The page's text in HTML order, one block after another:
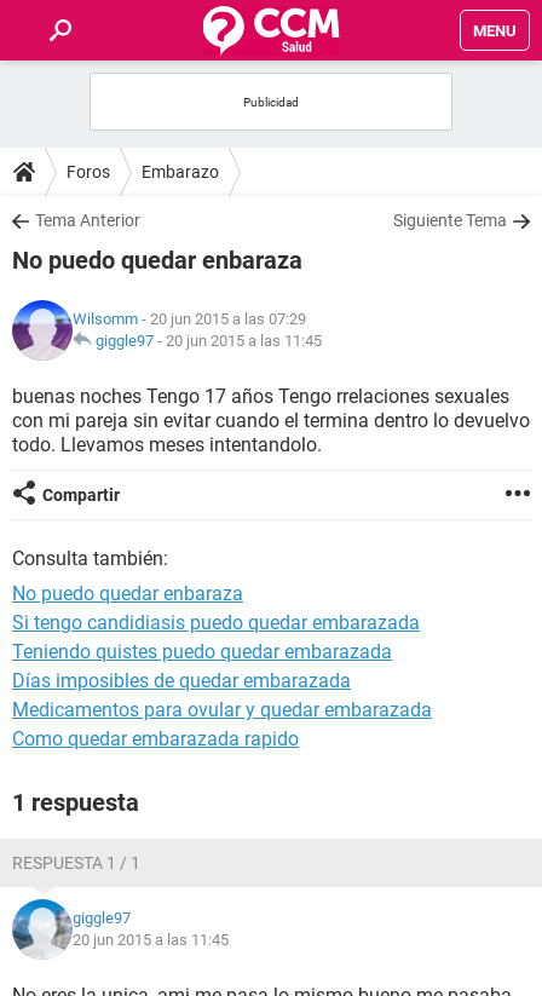
MENU
FOROS
SALUD
FAMILIA
NUTRICIÓN
BIENESTAR
Foros Embarazo
Tema Anterior Siguiente Tema
No puedo quedar enbaraza
Wilsomm - 20 jun 2015 a las 07:29
giggle97 - 20 jun 2015 a las 11:45
buenas noches Tengo 17 años Tengo rrelaciones sexuales
con mi pareja sin evitar cuando el termina dentro lo devuelvo
todo. Llevamos meses intentandolo.
Compartir
Consulta también:
No puedo quedar enbaraza
Si tengo candidiasis puedo quedar embarazada
Teniendo quistes puedo quedar embarazada
Días imposibles de quedar embarazada
Medicamentos para ovular y quedar embarazada
Como quedar embarazada rapido
1 respuesta
RESPUESTA 1 / 1
giggle97
20 jun 2015 a las 11:45